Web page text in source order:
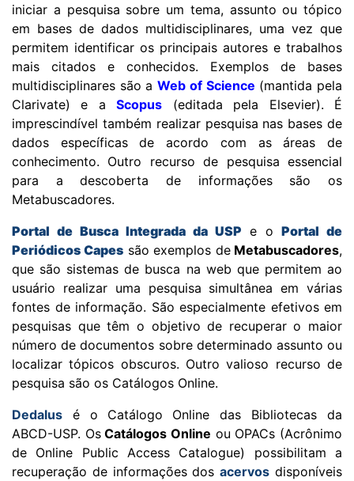
iniciar a pesquisa sobre um tema, assunto ou tópico
em bases de dados multidisciplinares, uma vez que
permitem identificar os principais autores e trabalhos
mais citados e conhecidos. Exemplos de bases
multidisciplinares são a Web of Science (mantida pela
Clarivate) e a
Scopus
(editada pela Elsevier). É
imprescindível também realizar pesquisa nas bases de
dados específicas de acordo com as áreas de
conhecimento. Outro recurso de pesquisa essencial
para a descoberta de informações são os
Metabuscadores.
Portal de Busca Integrada da USP e o Portal de
Periódicos Capes são exemplos de Metabuscadores,
que são sistemas de busca na web que permitem ao
usuário realizar uma pesquisa simultânea em várias
fontes de informação. São especialmente efetivos em
pesquisas que têm o objetivo de recuperar o maior
número de documentos sobre determinado assunto ou
localizar tópicos obscuros. Outro valioso recurso de
pesquisa são os Catálogos Online.
Dedalus
é o Catálogo Online das Bibliotecas da
ABCD-USP. Os Catálogos Online ou OPACs (Acrônimo
de Online Public Access Catalogue) possibilitam a
recuperação de informações dosacervos disponíveis